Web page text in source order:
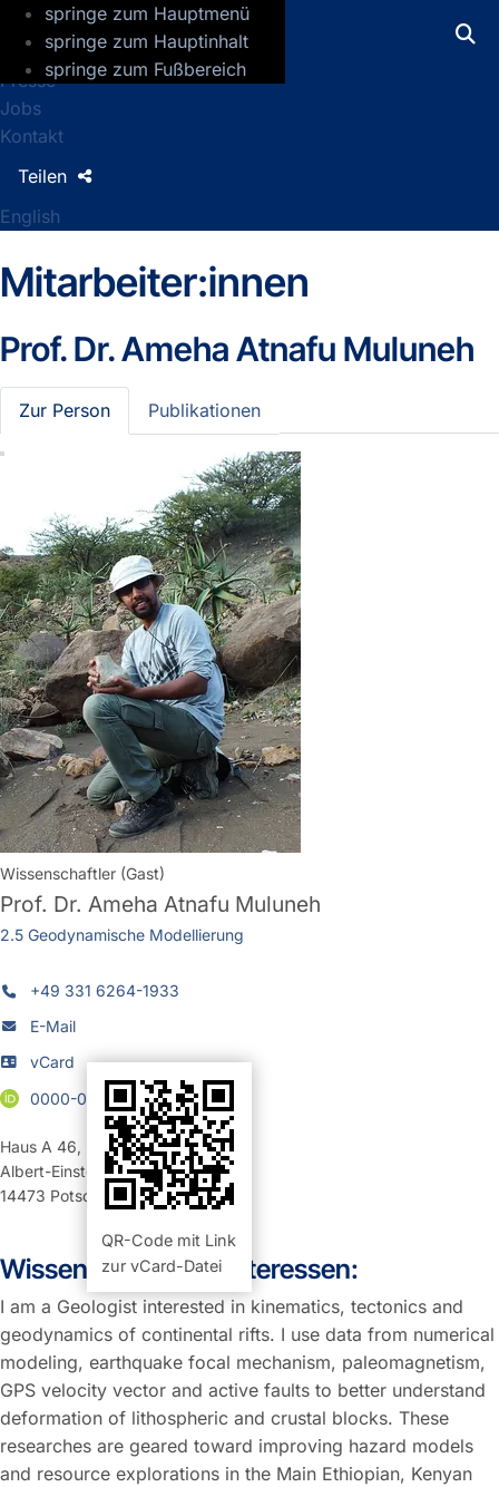
springe zum Hauptmenü
springe zum Hauptinhalt
springe zum Fußbereich
GFZ Helmholtz-Zentrum für
Presse
Jobs
Kontakt
English
Teilen
Mitarbeiter:innen
Prof. Dr.Ameha Atnafu Muluneh
Zur Person Publikationen
Wissenschaftler (Gast)
Prof. Dr. Ameha Atnafu Muluneh
2.5 Geodynamische Modellierung
+49 331 6264-1933
E-Mail
vCard
QR-Code mit Link
zur vCard-Datei
0000-0002-8435-4927
Haus A 46,
Raum 206 (Büro)
Albert-Einstein-Straße 42-46
14473 Potsdam
Wissenschaftliche Interessen:
I am a Geologist interested in kinematics, tectonics and
geodynamics of continental rifts. I use data from numerical
modeling, earthquake focal mechanism, paleomagnetism,
GPS velocity vector and active faults to better understand
deformation of lithospheric and crustal blocks. These
researches are geared toward improving hazard models
and resource explorations in the Main Ethiopian, Kenyan